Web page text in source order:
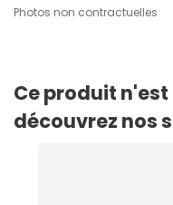
Photos non contractuelles
Ce produit
découvrez nos